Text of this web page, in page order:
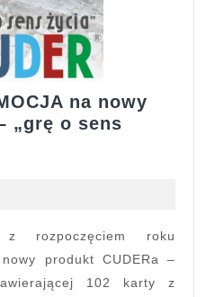
na nowy
„grę o sens
produkt CUDERa –
102 karty z